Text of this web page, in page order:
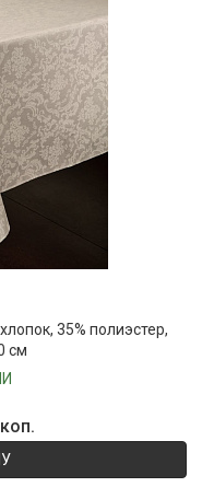
35% полиэстер,
см